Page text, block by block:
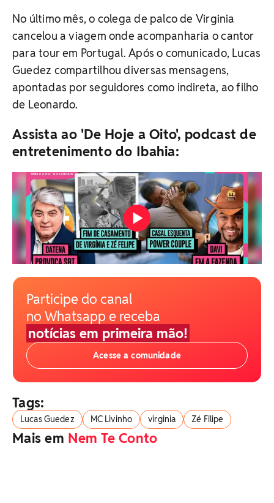
No último mês, o colega de palco de Virginia
cancelou a viagem onde acompanharia o cantor
para tour em Portugal. Após o comunicado, Lucas
Guedez compartilhou diversas mensagens,
apontadas por seguidores como indireta, ao filho
de Leonardo.
Assista ao 'De Hoje a Oito', podcast de
entretenimento do Ibahia:
Participe do canal
no Whatsapp e receba
notícias em primeira mão!
Acesse a comunidade
Tags:
Lucas Guedez MC Livinho virginia Zé Filipe
Mais em Nem Te Conto